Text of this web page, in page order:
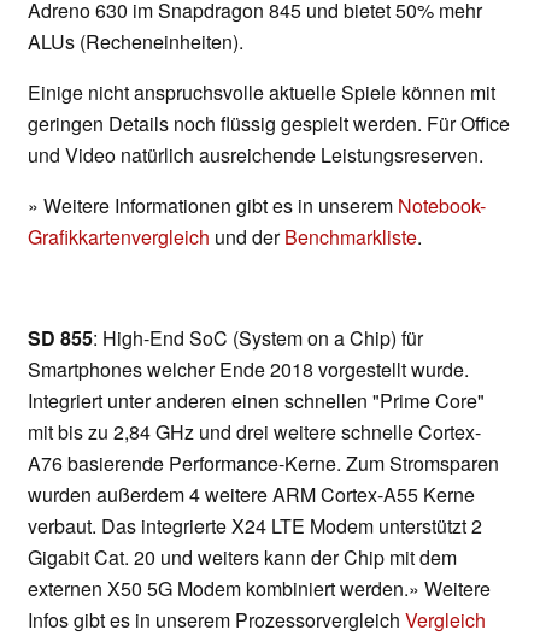
Adreno 630 im Snapdragon 845 und bietet 50% mehr
ALUs (Recheneinheiten).
Einige nicht anspruchsvolle aktuelle Spiele können mit
geringen Details noch flüssig gespielt werden. Für Office
und Video natürlich ausreichende Leistungsreserven.
» Weitere Informationen gibt es in unserem Notebook-
Grafikkartenvergleich und derBenchmarkliste.
SD 855: High-End SoC (System on a Chip) für
Smartphones welcher Ende 2018 vorgestellt wurde.
Integriert unter anderen einen schnellen "Prime Core"
mit bis zu 2,84 GHz und drei weitere schnelle Cortex-
A76 basierende Performance-Kerne. Zum Stromsparen
wurden außerdem 4 weitere ARM Cortex-A55 Kerne
verbaut. Das integrierte X24 LTE Modem unterstützt 2
Gigabit Cat. 20 und weiters kann der Chip mit dem
externen X50 5G Modem kombiniert werden.» Weitere
Infos gibt es in unserem Prozessorvergleich Vergleich